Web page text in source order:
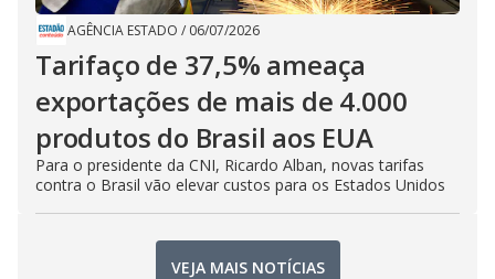
AGÊNCIA ESTADO / 06/07/2026
Tarifaço de 37,5% ameaça
exportações de mais de 4.000
produtos do Brasil aos EUA
Para o presidente da CNI, Ricardo Alban, novas tarifas
contra o Brasil vão elevar custos para os Estados Unidos
VEJA MAIS NOTÍCIAS